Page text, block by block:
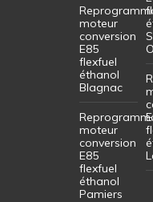
moteur
conversion
E85
flexfuel
éthanol
Blagnac
moteur
conversion
E85
flexfuel
éthanol
Pamiers